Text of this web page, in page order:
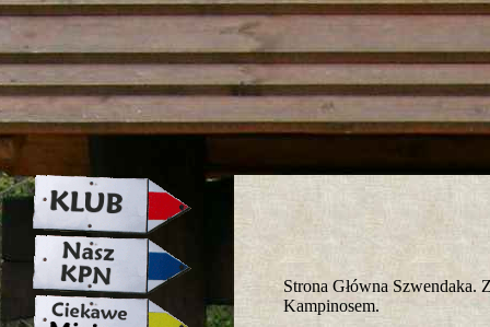
strona w naprawie zapraszamy
Strona Główna Szwendaka.
Kampinosem.